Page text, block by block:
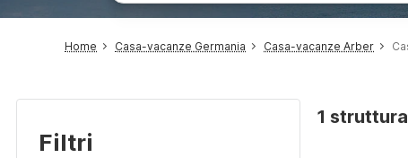
Home Casa-vacanze Germania Casa-vacanze Arber
Filtri
1